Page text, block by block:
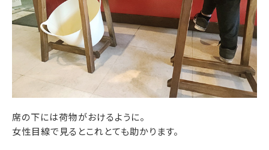
席の下には荷物がおけるように。
女性目線で見るとこれとても助かります。